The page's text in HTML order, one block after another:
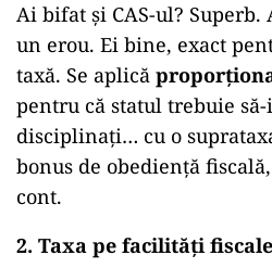
Ai bifat și CAS-ul? Superb.
un erou. Ei bine, exact
taxă. Se aplică
pentru că statul trebuie
disciplinați… cu o
bonus de obediență
cont.
2. Taxa pe facilități fiscale